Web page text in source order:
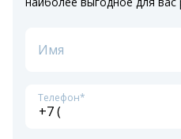
Имя
Телефон*